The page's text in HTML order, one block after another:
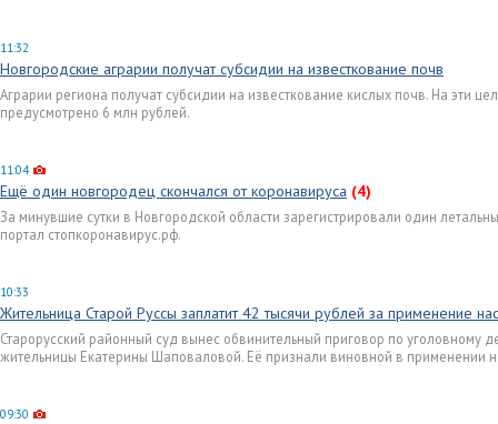
11:32
Новгородские аграрии получат субсидии на известкование почв
Аграрии региона получат субсидии на известкование кислых почв. На эти
предусмотрено 6 млн рублей.
11:04
Ещё один новгородец скончался от коронавируса (4)
За минувшие сутки в Новгородской области зарегистрировали один
портал стопкоронавирус.рф.
10:33
Жительница Старой Руссы заплатит 42 тысячи рублей за применение
Старорусский районный суд вынес обвинительный приговор по уголовному
жительницы Екатерины Шаповаловой. Её признали виновной в применении
09:30